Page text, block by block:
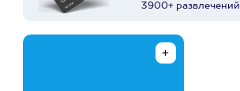
3900+ развлечений